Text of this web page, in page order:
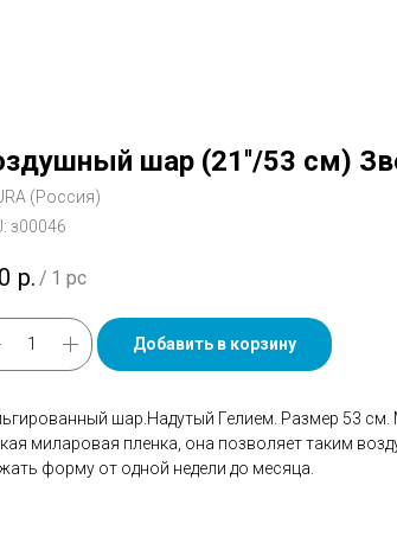
шар (21''/53 см)
(Россия)
з00046
р. / 1 pc
Добавить в корзину
шар.Надутый Гелием. Размер 53
миларовая пленка, она позволяет таким
форму от одной недели до месяца.